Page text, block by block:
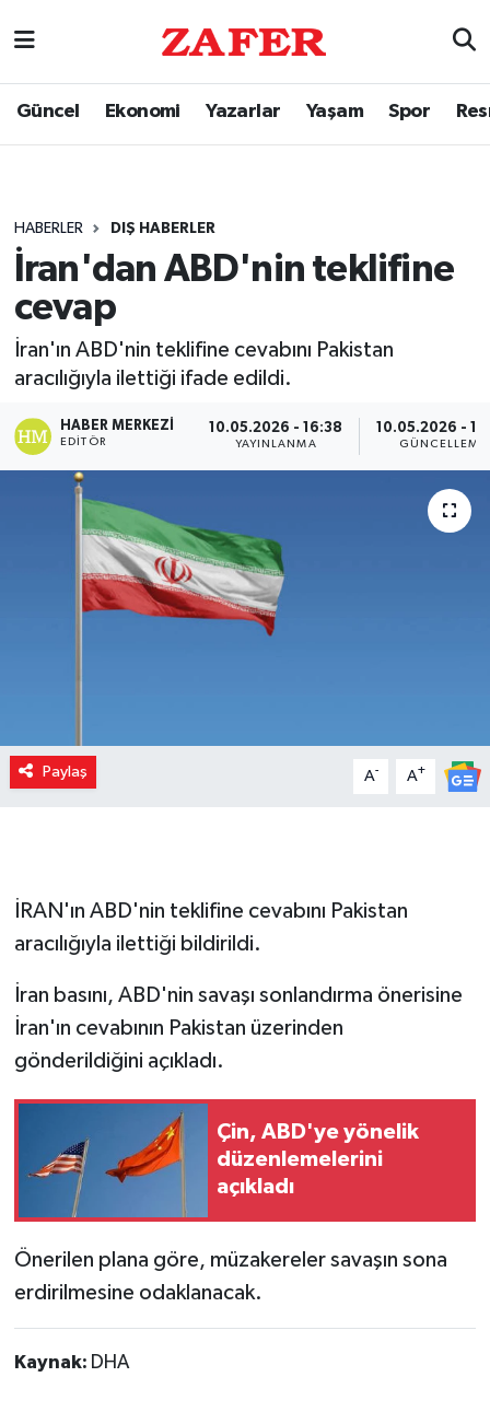
Güncel Ekonomi Yazarlar Yaşam Spor
HABERLER DIŞ HABERLER
İran'dan ABD'nin teklifine
cevap
İran'ın ABD'nin teklifine cevabını Pakistan
aracılığıyla ilettiği ifade edildi.
HABER MERKEZI
EDITÖR
10.05.2026 - 16:38
YAYINLANMA
10.05.2026 -
GÜNCELLEME
Paylaş A- A+
İRAN'ın ABD'nin teklifine cevabını Pakistan
aracılığıyla ilettiği bildirildi.
İran basını, ABD'nin savaşı sonlandırma önerisine
İran'ın cevabının Pakistan üzerinden
gönderildiğini açıkladı.
Çin, ABD'ye yönelik
düzenlemelerini
açıkladı
Önerilen plana göre, müzakereler savaşın sona
erdirilmesine odaklanacak.
Kaynak: DHA